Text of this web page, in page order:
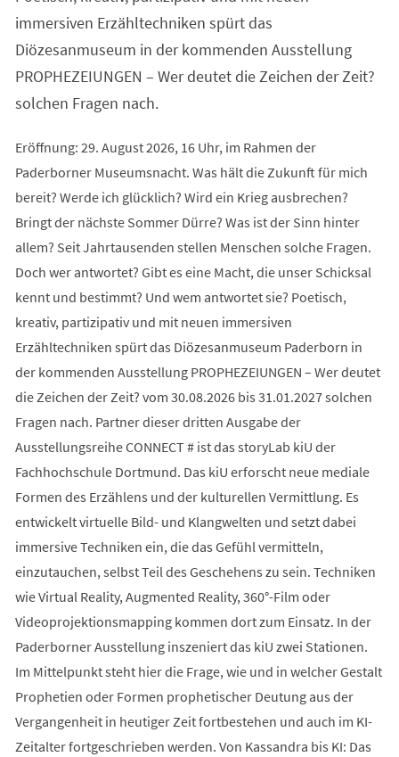
immersiven Erzähltechniken spürt das
Diözesanmuseum in der kommenden Ausstellung
PROPHEZEIUNGEN – Wer deutet die Zeichen der Zeit?
solchen Fragen nach.
Eröffnung: 29. August 2026, 16 Uhr, im Rahmen der
Paderborner Museumsnacht. Was hält die Zukunft für mich
bereit? Werde ich glücklich? Wird ein Krieg ausbrechen?
Bringt der nächste Sommer Dürre? Was ist der Sinn hinter
allem? Seit Jahrtausenden stellen Menschen solche Fragen.
Doch wer antwortet? Gibt es eine Macht, die unser Schicksal
kennt und bestimmt? Und wem antwortet sie? Poetisch,
kreativ, partizipativ und mit neuen immersiven
Erzähltechniken spürt das Diözesanmuseum Paderborn in
der kommenden Ausstellung PROPHEZEIUNGEN – Wer deutet
die Zeichen der Zeit? vom 30.08.2026 bis 31.01.2027 solchen
Fragen nach. Partner dieser dritten Ausgabe der
Ausstellungsreihe CONNECT # ist das storyLab kiU der
Fachhochschule Dortmund. Das kiU erforscht neue mediale
Formen des Erzählens und der kulturellen Vermittlung. Es
entwickelt virtuelle Bild- und Klangwelten und setzt dabei
immersive Techniken ein, die das Gefühl vermitteln,
einzutauchen, selbst Teil des Geschehens zu sein. Techniken
wie Virtual Reality, Augmented Reality, 360°-Film oder
Videoprojektionsmapping kommen dort zum Einsatz. In der
Paderborner Ausstellung inszeniert das kiU zwei Stationen.
Im Mittelpunkt steht hier die Frage, wie und in welcher Gestalt
Prophetien oder Formen prophetischer Deutung aus der
Vergangenheit in heutiger Zeit fortbestehen und auch im KI-
Zeitalter fortgeschrieben werden. Von Kassandra bis KI: Das